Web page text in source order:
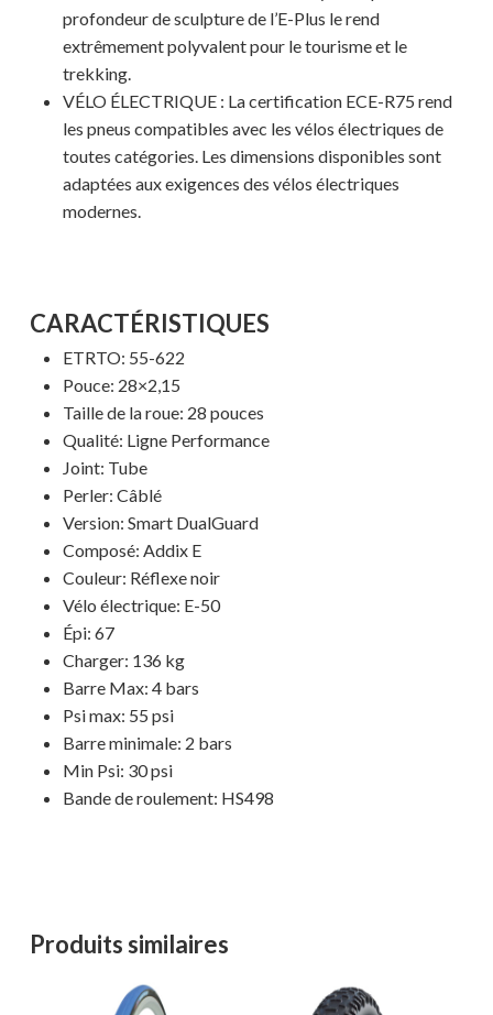
MAGASINER EN LIGNE
profondeur de sculpture de l’E-Plus le rend
extrêmement polyvalent pour le tourisme et le
trekking.
VÉLO ÉLECTRIQUE : La certification ECE-R75 rend
les pneus compatibles avec les vélos électriques de
toutes catégories. Les dimensions disponibles sont
adaptées aux exigences des vélos électriques
modernes.
CARACTÉRISTIQUES
ETRTO: 55-622
Pouce: 28×2,15
Taille de la roue: 28 pouces
Qualité: Ligne Performance
Joint: Tube
Perler: Câblé
Version: Smart DualGuard
Composé: Addix E
Couleur: Réflexe noir
Vélo électrique: E-50
Épi: 67
Charger: 136 kg
Barre Max: 4 bars
Psi max: 55 psi
Barre minimale: 2 bars
Min Psi: 30 psi
Bande de roulement: HS498
Produits similaires